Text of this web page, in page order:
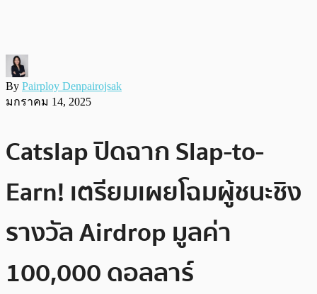
By Pairploy Denpairojsak
มกราคม 14, 2025
Catslap ปิดฉาก Slap-to-
Earn! เตรียมเผยโฉมผู้ชนะชิง
รางวัล Airdrop มูลค่า
100,000 ดอลลาร์